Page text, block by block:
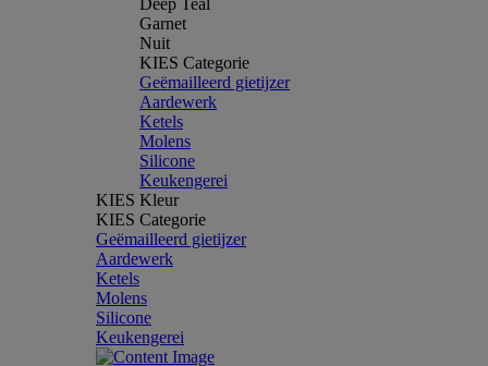
Deep Teal
Garnet
Nuit
KIES Categorie
Geëmailleerd gietijzer
Aardewerk
Ketels
Molens
Silicone
Keukengerei
KIES Kleur
KIES Categorie
Geëmailleerd gietijzer
Aardewerk
Ketels
Molens
Silicone
Keukengerei